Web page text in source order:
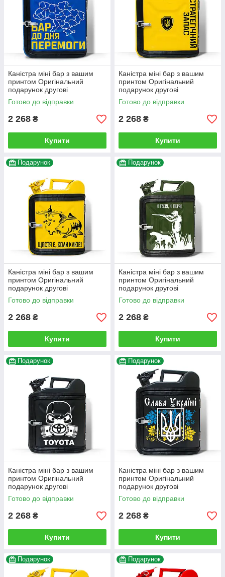
Каністра міні бар з вашим
принтом Оригінальний
подарунок другові
автовласнику автолюбителю
для гаража
Готово до відправки
2 268 ₴
Купити
Каністра міні бар з вашим
принтом Оригінальний
подарунок другові
автовласнику автолюбителю
для гаража
Готово до відправки
2 268 ₴
Купити
Подарунок
Каністра міні бар з вашим
принтом Оригінальний
подарунок другові
автовласнику автолюбителю
для гаража
Готово до відправки
2 268 ₴
Купити
Подарунок
Каністра міні бар з вашим
принтом Оригінальний
подарунок другові
автовласнику автолюбителю
для гаража
Готово до відправки
2 268 ₴
Купити
Подарунок
Каністра міні бар з вашим
принтом Оригінальний
подарунок другові
автовласнику автолюбителю
для гаража
Готово до відправки
2 268 ₴
Купити
Подарунок
Каністра міні бар з вашим
принтом Оригінальний
подарунок другові
автовласнику автолюбителю
для гаража
Готово до відправки
2 268 ₴
Купити
Подарунок Подарунок